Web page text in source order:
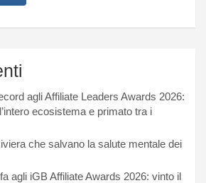
agli Affiliate Leaders Awards 2026:
ecosistema e primato tra i
che salvano la salute mentale dei
agli iGB Affiliate Awards 2026: vinto il